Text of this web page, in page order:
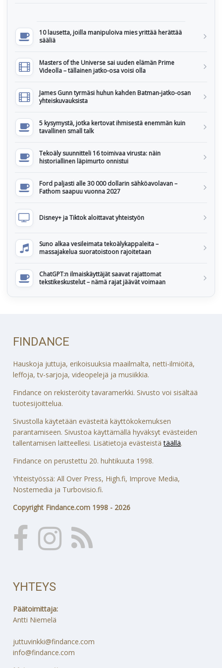
10 lausetta, joilla manipuloiva mies yrittää herättää
sääliä
Masters of the Universe sai uuden elämän Prime
Videolla – tällainen jatko-osa voisi olla
James Gunn tyrmäsi huhun kahden Batman-jatko-osan
yhteiskuvauksista
5 kysymystä, jotka kertovat ihmisestä enemmän kuin
tavallinen small talk
Tekoäly suunnitteli 16 toimivaa virusta: näin
historiallinen läpimurto onnistui
Ford paljasti alle 30 000 dollarin sähköavolavan –
Fathom saapuu vuonna 2027
Disney+ ja Tiktok aloittavat yhteistyön
Suno alkaa vesileimata tekoälykappaleita –
massajakelua suoratoistoon rajoitetaan
ChatGPT:n ilmaiskäyttäjät saavat rajattomat
tekstikeskustelut – nämä rajat jäävät voimaan
FINDANCE
Hauskoja juttuja, erikoisuuksia maailmalta, netti-ilmiöitä,
leffoja, tv-sarjoja, videopelejä ja musiikkia.
Findance on rekisteröity tavaramerkki. Sivusto voi sisältää
tuotesijoittelua.
Sivustolla käytetään evästeitä käyttökokemuksen
parantamiseen. Sivustoa käyttämällä hyväksyt evästeiden
tallentamisen laitteellesi. Lisätietoja evästeistätäällä.
Findance on perustettu 20. huhtikuuta 1998.
Yhteistyössä: All Over Press, High.fi, Improve Media,
Nostemedia ja Turbovisio.fi.
Copyright Findance.com 1998 - 2026
YHTEYS
Päätoimittaja:
Antti Niemelä
juttuvinkki@findance.com
info@findance.com